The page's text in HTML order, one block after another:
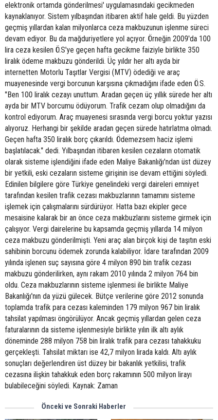
elektronik ortamda gönderilmesi' uygulamasındaki gecikmeden
kaynaklanıyor. Sistem yılbaşından itibaren aktif hale geldi. Bu yüzden
geçmiş yıllardan kalan milyonlarca ceza makbuzunun işlenme süreci
devam ediyor. Bu da mağduriyetlere yol açıyor. Örneğin 2009'da 100
lira ceza kesilen Ö.S'ye geçen hafta gecikme faiziyle birlikte 350
liralık ödeme makbuzu gönderildi. Üç yıldır her altı ayda bir
internetten Motorlu Taşıtlar Vergisi (MTV) ödediği ve araç
muayenesinde vergi borcunun karşısına çıkmadığını ifade eden Ö.S.
"Ben 100 liralık cezayı unuttum. Aradan geçen üç yıllık sürede her altı
ayda bir MTV borcumu ödüyorum. Trafik cezam olup olmadığını da
kontrol ediyorum. Araç muayenesi sırasında vergi borcu yoktur yazısı
alıyoruz. Herhangi bir şekilde aradan geçen sürede hatırlatma olmadı.
Geçen hafta 350 liralık borç çıkarıldı. Ödemezsem haciz işlemi
başlatılacak." dedi. Yılbaşından itibaren kesilen cezaların otomatik
olarak sisteme işlendiğini ifade eden Maliye Bakanlığı'ndan üst düzey
bir yetkili, eski cezaların sisteme girişinin ise devam ettiğini söyledi.
Edinilen bilgilere göre Türkiye genelindeki vergi daireleri emniyet
tarafından kesilen trafik cezası makbuzlarının tamamını sisteme
işlemek için çalışmalarını sürdürüyor. Hatta bazı ekipler gece
mesaisine kalarak bir an önce ceza makbuzlarını sisteme girmek için
çalışıyor. Vergi dairelerine bu kapsamda geçmiş yıllarda 14 milyon
ceza makbuzu gönderilmişti. Yeni araç alan birçok kişi de taşıtın eski
sahibinin borcunu ödemek zorunda kalabiliyor. İdare tarafından 2009
yılında işlenen suç sayısına göre 4 milyon 890 bin trafik cezası
makbuzu gönderilirken, aynı rakam 2010 yılında 2 milyon 764 bin
oldu. Ceza makbuzlarının sisteme işlenmesi ile birlikte Maliye
Bakanlığı'nın da yüzü gülecek. Bütçe verilerine göre 2012 sonunda
toplamda trafik para cezası kaleminden 179 milyon 967 bin liralık
tahsilat yapılması öngörülüyor. Ancak geçmiş yıllardan gelen ceza
faturalarının da sisteme işlenmesiyle birlikte yılın ilk altı aylık
döneminde 288 milyon 758 bin liralık trafik para cezası tahakkuku
gerçekleşti. Tahsilat miktarı ise 42,7 milyon lirada kaldı. Altı aylık
sonuçları değerlendiren üst düzey bir bakanlık yetkilisi, trafik
cezasına ilişkin tahakkuk eden borç rakamının 500 milyon lirayı
bulabileceğini söyledi. Kaynak: Zaman
Önceki ve Sonraki Haberler